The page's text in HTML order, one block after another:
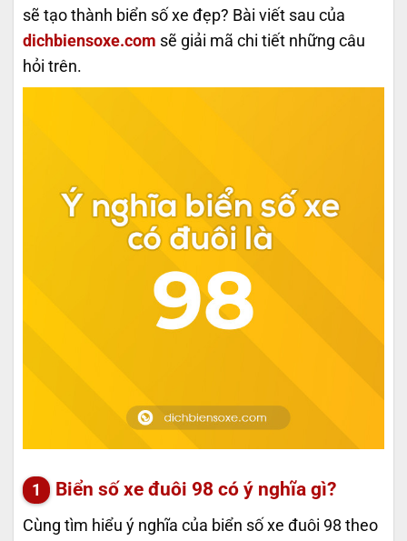
sẽ tạo thành biển số xe đẹp? Bài viết sau của
dichbiensoxe.com sẽ giải mã chi tiết những câu
hỏi trên.
Biển số xe đuôi 98 có ý nghĩa gì?
Cùng tìm hiểu ý nghĩa của biển số xe đuôi 98 theo